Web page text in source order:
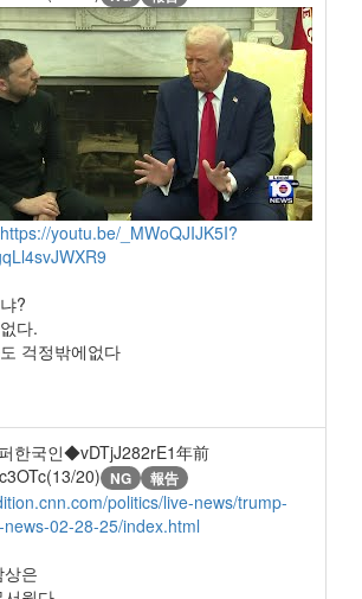
https://youtu.be/_MWoQJIJK5I?
?
다.
걱정밖에없다
한국인◆vDTjJ282rE1年前
20) NG 報告
politics/live-news/trump-
02-28-25/index.html
은